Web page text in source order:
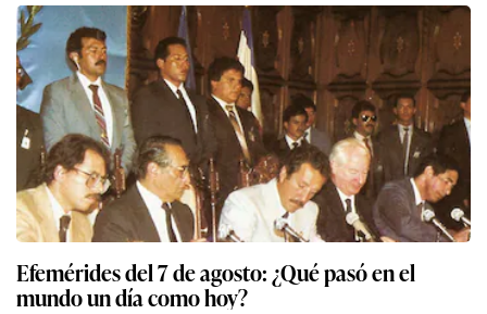
Efemérides del 7 de agosto: ¿Qué pasó en el
mundo un día como hoy?